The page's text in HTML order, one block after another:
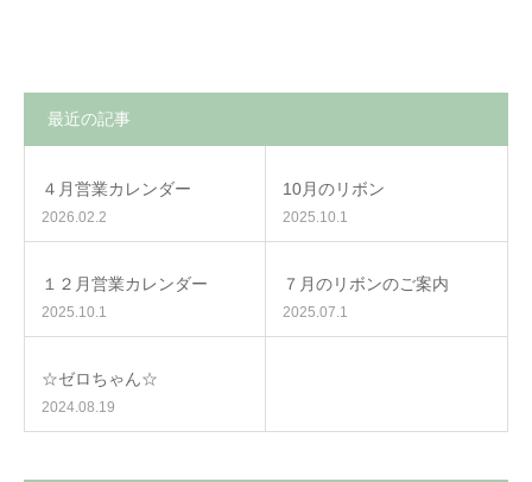
最近の記事
４月営業カレンダー
2026.02.2
10月のリボン
2025.10.1
１２月営業カレンダー
2025.10.1
７月のリボンのご案内
2025.07.1
☆ゼロちゃん☆
2024.08.19